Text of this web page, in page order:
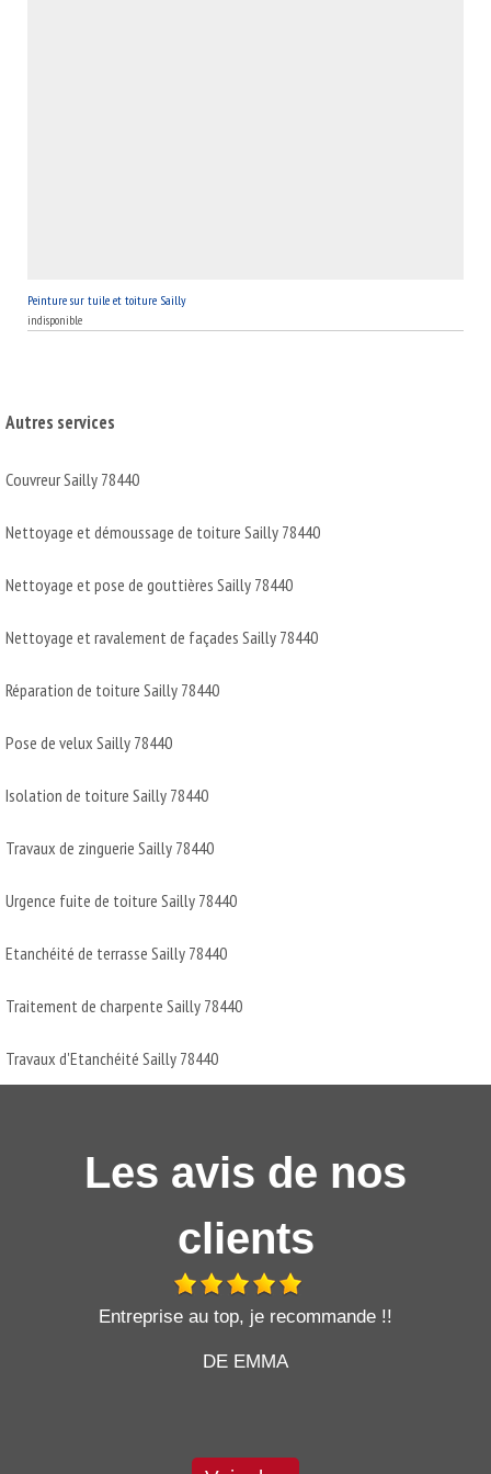
Peinture sur tuile et toiture Sailly
indisponible
Autres services
Couvreur Sailly 78440
Nettoyage et démoussage de toiture Sailly 78440
Nettoyage et pose de gouttières Sailly 78440
Nettoyage et ravalement de façades Sailly 78440
Réparation de toiture Sailly 78440
Pose de velux Sailly 78440
Isolation de toiture Sailly 78440
Travaux de zinguerie Sailly 78440
Urgence fuite de toiture Sailly 78440
Etanchéité de terrasse Sailly 78440
Traitement de charpente Sailly 78440
Travaux d'Etanchéité Sailly 78440
Les avis de nos
clients
Entreprise au top, je recommande !!
DE EMMA